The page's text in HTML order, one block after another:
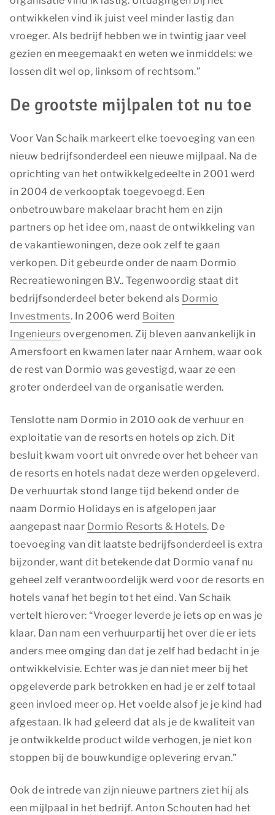
ontwikkelen vind ik juist veel minder lastig dan
vroeger. Als bedrijf hebben we in twintig jaar veel
gezien en meegemaakt en weten we inmiddels: we
lossen dit wel op, linksom of rechtsom.”
De grootste mijlpalen tot nu toe
Voor Van Schaik markeert elke toevoeging van een
nieuw bedrijfsonderdeel een nieuwe mijlpaal. Na de
oprichting van het ontwikkelgedeelte in 2001 werd
in 2004 de verkooptak toegevoegd. Een
onbetrouwbare makelaar bracht hem en zijn
partners op het idee om, naast de ontwikkeling van
de vakantiewoningen, deze ook zelf te gaan
verkopen. Dit gebeurde onder de naam Dormio
Recreatiewoningen B.V.. Tegenwoordig staat dit
bedrijfsonderdeel beter bekend als Dormio
Investments. In 2006 werd Boiten
Ingenieurs overgenomen. Zij bleven aanvankelijk in
Amersfoort en kwamen later naar Arnhem, waar ook
de rest van Dormio was gevestigd, waar ze een
groter onderdeel van de organisatie werden.
Tenslotte nam Dormio in 2010 ook de verhuur en
exploitatie van de resorts en hotels op zich. Dit
besluit kwam voort uit onvrede over het beheer van
de resorts en hotels nadat deze werden opgeleverd.
De verhuurtak stond lange tijd bekend onder de
naam Dormio Holidays en is afgelopen jaar
aangepast naar Dormio Resorts & Hotels. De
toevoeging van dit laatste bedrijfsonderdeel is extra
bijzonder, want dit betekende dat Dormio vanaf nu
geheel zelf verantwoordelijk werd voor de resorts en
hotels vanaf het begin tot het eind. Van Schaik
vertelt hierover: “Vroeger leverde je iets op en was je
klaar. Dan nam een verhuurpartij het over die er iets
anders mee omging dan dat je zelf had bedacht in je
ontwikkelvisie. Echter was je dan niet meer bij het
opgeleverde park betrokken en had je er zelf totaal
geen invloed meer op. Het voelde alsof je je kind had
afgestaan. Ik had geleerd dat als je de kwaliteit van
je ontwikkelde product wilde verhogen, je niet kon
stoppen bij de bouwkundige oplevering ervan.”
Ook de intrede van zijn nieuwe partners ziet hij als
een mijlpaal in het bedrijf. Anton Schouten had het